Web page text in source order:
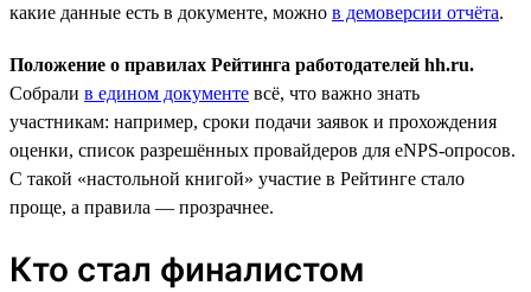
какие данные есть в документе, можно в демоверсии отчёта.
Положение о правилах Рейтинга работодателей hh.ru.
Собрали в едином документе всё, что важно знать
участникам: например, сроки подачи заявок и прохождения
оценки, список разрешённых провайдеров для eNPS-опросов.
С такой «настольной книгой» участие в Рейтинге стало
проще, а правила — прозрачнее.
Кто стал финалистом